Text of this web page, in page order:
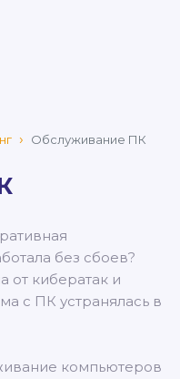
Обслуживание ПК
без сбоев?
от кибератак и
с ПК устранялась в
компьютеров